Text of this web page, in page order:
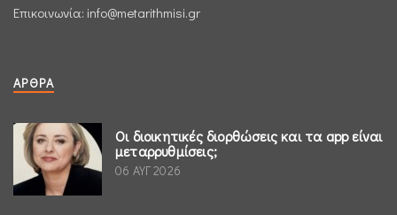
Επικοινωνία: info@metarithmisi.gr
ΆΡΘΡΑ
Οι διοικητικές διορθώσεις και τα app είναι
μεταρρυθμίσεις;
06 ΑΥΓ 2026